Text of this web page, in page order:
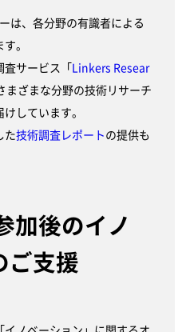
は、各分野の有識者による
。
査サービス「
Linkers Resear
まざまな分野の技術リサーチ
しています。
た技術調査レポート の提供も
加後のイノ
ご支援